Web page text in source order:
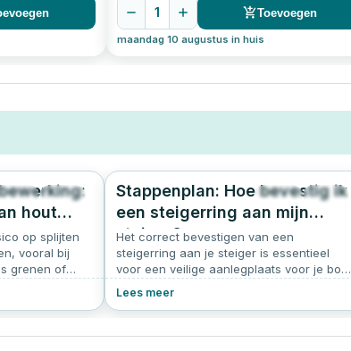
1 Toevoegen
maandag 10 augustus in huis
1261 5.0
hout
op splijten
vooral bij
grenen of
342 4.9
Stappenplan: Hoe bevestig ik
een steigerring aan mijn
steiger?
Het correct bevestigen van een
steigerring aan je steiger is essentieel
voor een veilige aanlegplaats voor je boot.
te zorgen dat de aanlegring stevig en
voorbereiding en gereedschap is dit een
Lees meer